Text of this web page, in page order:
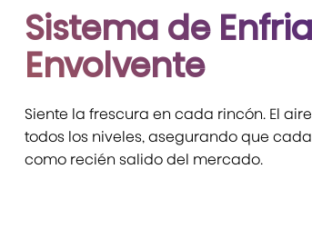
Sistema de
Envolvente
Siente la frescura en cada rincón. El
todos los niveles, asegurando que
como recién salido del mercado.